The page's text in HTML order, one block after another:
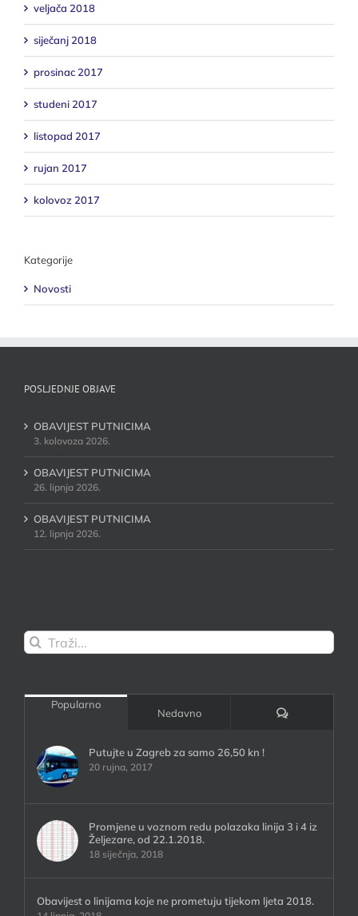
veljača 2018
siječanj 2018
prosinac 2017
studeni 2017
listopad 2017
rujan 2017
kolovoz 2017
Kategorije
Novosti
POSLJEDNJE OBJAVE
OBAVIJEST PUTNICIMA
3. kolovoza 2026.
OBAVIJEST PUTNICIMA
26. lipnja 2026.
OBAVIJEST PUTNICIMA
12. lipnja 2026.
Traži...
Popularno
Nedavno Komentari:
Putujte u Zagreb za samo 26,50 kn !
20 rujna, 2017
Promjene u voznom redu polazaka linija 3 i 4 iz
Željezare, od 22.1.2018.
18 siječnja, 2018
Obavijest o linijama koje ne prometuju tijekom ljeta 2018.